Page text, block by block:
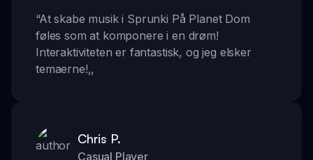
“At skabe musik i Sprunki På Planet Dom
føles som at komponere i en drøm!
Interaktiviteten er fantastisk, og jeg elsker
temaerne!,,
Chris P.
Casual Player